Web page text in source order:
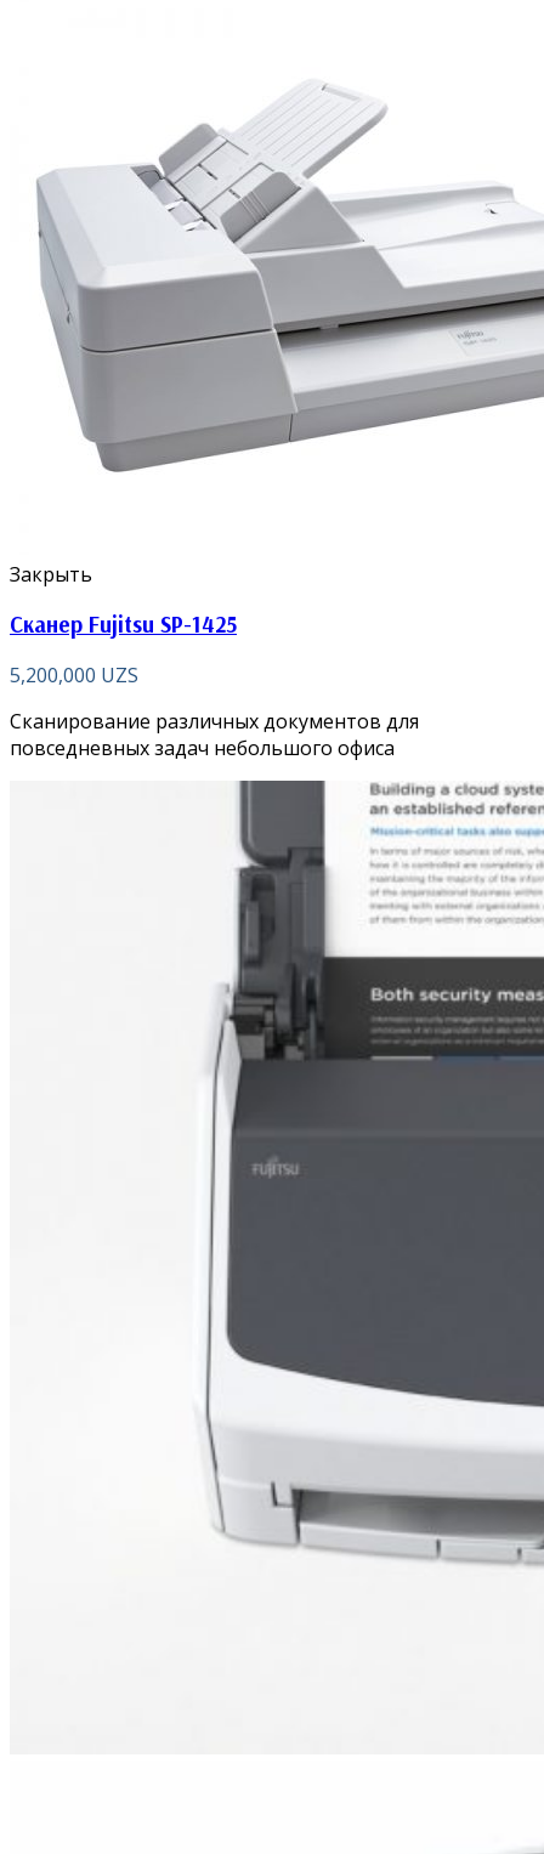
Закрыть
Сканер Fujitsu SP-1425
5,200,000 UZS
Сканирование различных документов для
повседневных задач небольшого офиса